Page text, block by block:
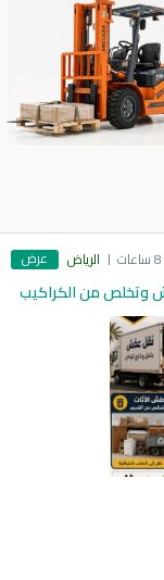
الرياض عرض